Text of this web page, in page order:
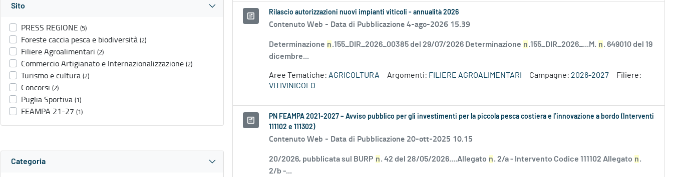
Sito
PRESS REGIONE (5)
Foreste caccia pesca e biodiversità (2)
Filiere Agroalimentari (2)
Commercio Artigianato e Internazionalizzazione (2)
Turismo e cultura (2)
Concorsi (2)
Puglia Sportiva (1)
FEAMPA 21-27 (1)
Categoria
Rilascio autorizzazioni nuovi impianti viticoli - annualità 2026
Contenuto Web - Data di Pubblicazione 4-ago-2026 15.39
Determinazione n.155_DIR_2026_00385 del 29/07/2026 Determinazione n.155_DIR_2026_...M. n. 649010 del 19
dicembre...
Aree Tematiche: AGRICOLTURA Argomenti: FILIERE AGROALIMENTARI Campagne: 2026-2027
Filiere:
VITIVINICOLO
PN FEAMPA 2021-2027 – Avviso pubblico per gli investimenti per la piccola pesca costiera e l’innovazione a bordo (Interventi
111102 e 111302)
Contenuto Web - Data di Pubblicazione 20-ott-2025 10.15
20/2026, pubblicata sul BURP n. 42 del 28/05/2026....Allegato n. 2/a - Intervento Codice 111102 Allegato n.
2/b -...